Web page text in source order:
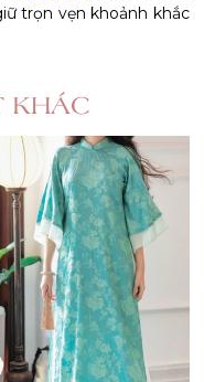
trọn vẹn khoảnh khắc
KHÁC